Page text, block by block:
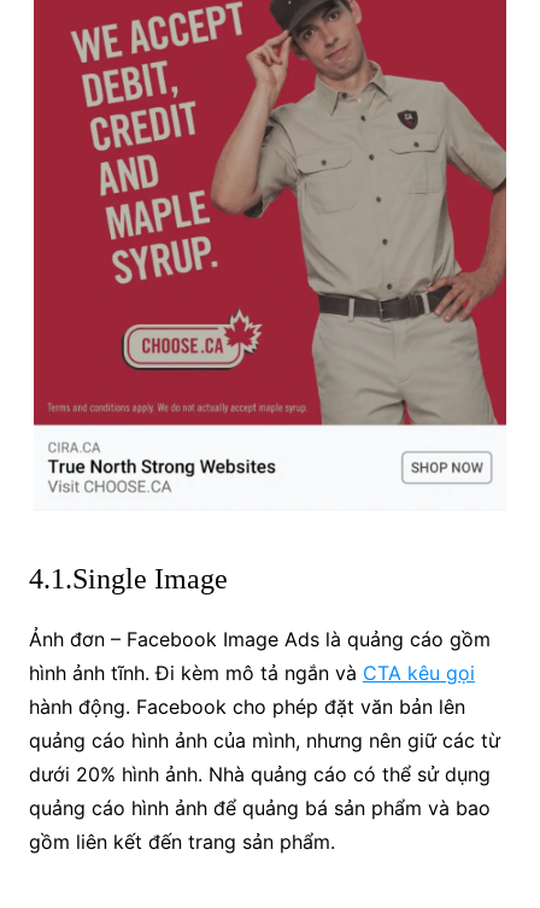
4.1.Single Image
Ảnh đơn – Facebook Image Ads là quảng cáo gồm
hình ảnh tĩnh. Đi kèm mô tả ngắn và CTA kêu gọi
hành động. Facebook cho phép đặt văn bản lên
quảng cáo hình ảnh của mình, nhưng nên giữ các từ
dưới 20% hình ảnh. Nhà quảng cáo có thể sử dụng
quảng cáo hình ảnh để quảng bá sản phẩm và bao
gồm liên kết đến trang sản phẩm.